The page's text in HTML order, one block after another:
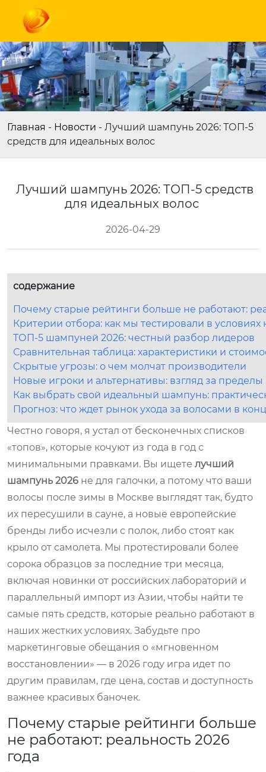
Главная - Новости - Лучший шампунь 2026: ТОП-5
средств для идеальных волос
Лучший шампунь 2026: ТОП-5 средств
для идеальных волос
2026-04-29
содержание
Почему старые рейтинги больше не работают:
Критерии отбора: как мы тестировали в условиях
ТОП-5 шампуней 2026: честный разбор лидеров
Сравнительная таблица: характеристики и
Скрытые угрозы: о чем молчат производители
Новые игроки и альтернативы: взгляд за
Как выбрать свой идеальный шампунь:
Прогноз: что ждет рынок ухода за волосами в
Честно говоря, я устал от бесконечных списков
«топов», которые кочуют из года в год с
минимальными правками. Вы ищете лучший
шампунь 2026 не для галочки, а потому что ваши
волосы после зимы в Москве выглядят так, будто
их пересушили в сауне, а новые европейские
бренды либо исчезли с полок, либо стоят как
крыло от самолета. Мы протестировали более
сорока образцов за последние три месяца,
включая новинки от российских лабораторий и
параллельный импорт из Азии, чтобы найти те
самые пять средств, которые реально работают в
наших жестких условиях. Забудьте про
маркетинговые обещания о «мгновенном
восстановлении» — в 2026 году игра идет по
другим правилам, где цена, состав и доступность
важнее красивых баночек.
Почему старые рейтинги больше
не работают: реальность 2026
года